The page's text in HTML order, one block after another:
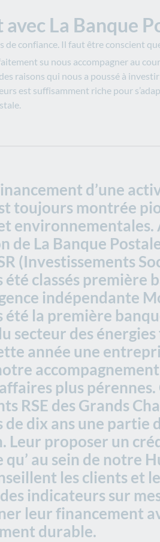
La Banque
confiance. Il faut être conscient
su nous accompagner au
raisons qui nous a poussé à
est suffisamment riche pour
d’une
toujours montrée
environnementales.
de La Banque
(Investissements
été classés première
indépendante
été la première
secteur des
année une
plus
RSE des Grands
de dix ans une partie
Leur proposer un
qu’ au sein de notre
les clients et
indicateurs sur
leur financement
durable.